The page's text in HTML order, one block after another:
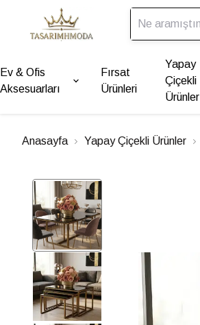
Ev & Ofis
Aksesuarları
Fırsat
Ürünleri
Yapay
Çiçekli
Ürünler
Anasayfa Yapay Çiçekli Ürünler